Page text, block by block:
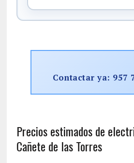
Contactar ya: 957
Precios estimados de
Cañete de las Torres